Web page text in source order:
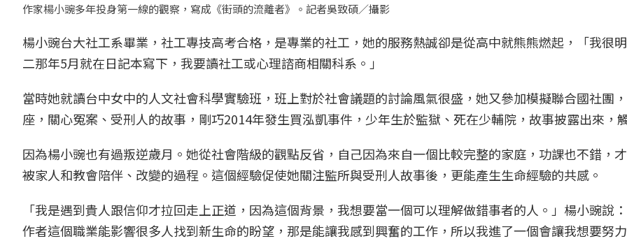
作家楊小豌多年投身第一線的觀察，寫成《街頭的流離者》。記者吳致碩／攝影
楊小豌台大社工系畢業，社工專技高考合格，是專業的社工，她的服務熱誠卻是從高中就熊熊燃起，「我很
二那年5月就在日記本寫下，我要讀社工或心理諮商相關科系。」
當時她就讀台中女中的人文社會科學實驗班，班上對於社會議題的討論風氣很盛，她又參加模擬聯合國社團
座，關心冤案、受刑人的故事，剛巧2014年發生買泓凱事件，少年生於監獄、死在少輔院，故事披露出來，
因為楊小豌也有過叛逆歲月。她從社會階級的觀點反省，自己因為來自一個比較完整的家庭，功課也不錯，
被家人和教會陪伴、改變的過程。這個經驗促使她關注監所與受刑人故事後，更能產生生命經驗的共感。
「我是遇到貴人跟信仰才拉回走上正道，因為這個背景，我想要當一個可以理解做錯事者的人。」楊小豌說
作者這個職業能影響很多人找到新生命的盼望，那是能讓我感到興奮的工作，所以我進了一個會讓我想要努